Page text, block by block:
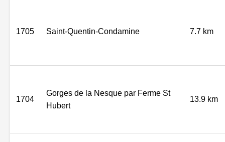
1705 Saint-Quentin-Condamine 7.7 km
1704
Gorges de la Nesque par Ferme St
Hubert
13.9 km